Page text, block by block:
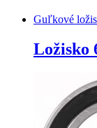
Guľkové
Ložisko